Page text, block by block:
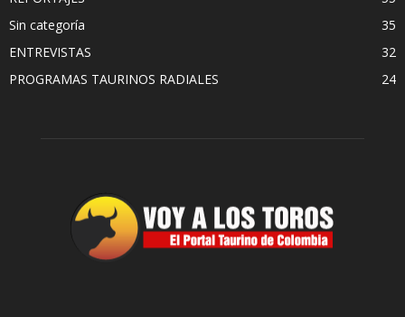
Sin categoría
35
ENTREVISTAS
32
PROGRAMAS TAURINOS RADIALES
24